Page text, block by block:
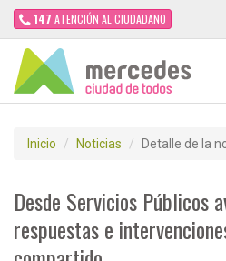
147 ATENCIÓN AL CIUDADANO
Inicio Noticias Detalle de la
Desde Servicios Públicos
respuestas e